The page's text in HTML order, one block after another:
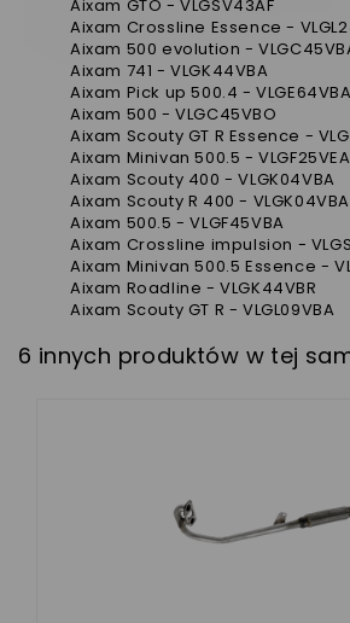
Aixam GTO - VLGSV43AF
Aixam Crossline Essence -
Aixam 500 evolution -
Aixam 741 - VLGK44VBA
Aixam Pick up 500.4 - VLGE64VBA
Aixam 500 - VLGC45VBO
Aixam Scouty GT R Essence -
Aixam Minivan 500.5 - VLGF25VEA
Aixam Scouty 400 - VLGK04VBA
Aixam Scouty R 400 - VLGK04VBA
Aixam 500.5 - VLGF45VBA
Aixam Crossline impulsion -
Aixam Minivan 500.5 Essence -
Aixam Roadline - VLGK44VBR
Aixam Scouty GT R - VLGL09VBA
6 innych produktów w tej